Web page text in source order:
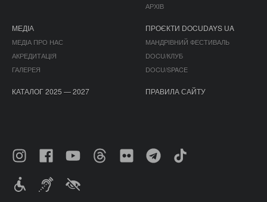
АРХІВ
МЕДІА
МЕДІА ПРО НАС
АКРЕДИТАЦІЯ
ГАЛЕРЕЯ
ПРОЄКТИ DOCUDAYS UA
МАНДРІВНИЙ ФЕСТИВАЛЬ
DOCU/КЛУБ
DOCU/SPACE
КАТАЛОГ 2025 — 2027 ПРАВИЛА САЙТУ